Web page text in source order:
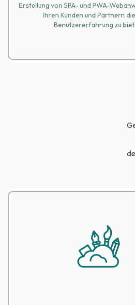
Erstellung von SPA- und PWA-
Ihren Kunden und Partnern
Benutzererfahrung zu